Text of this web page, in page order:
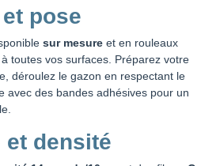
pose
sur mesure et en rouleaux
toutes vos surfaces. Préparez votre
déroulez le gazon en respectant le
avec des bandes adhésives pour un
et densité